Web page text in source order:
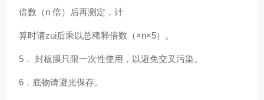
倍数（n 倍）后再测定，计
算时请zui后乘以总稀释倍数（×n×5）。
5 ． 封板膜只限一次性使用，以避免交叉污染。
6 ．底物请避光保存。